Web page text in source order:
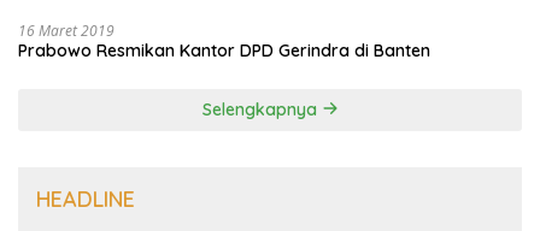
16 Maret 2019
Prabowo Resmikan Kantor DPD Gerindra di Banten
Selengkapnya
HEADLINE